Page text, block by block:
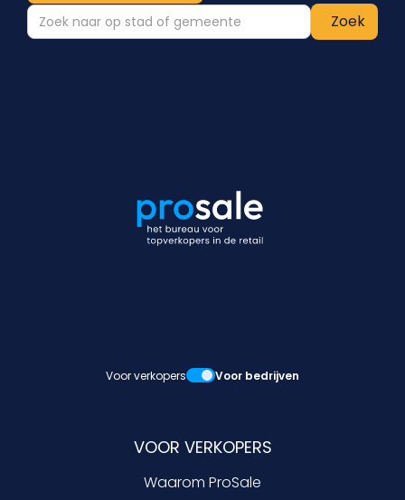
Voor verkopers Voor bedrijven
VOOR VERKOPERS
Waarom ProSale